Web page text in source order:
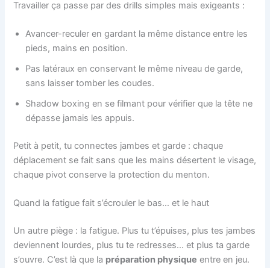
Travailler ça passe par des drills simples mais exigeants :
Avancer-reculer en gardant la même distance entre les
pieds, mains en position.
Pas latéraux en conservant le même niveau de garde,
sans laisser tomber les coudes.
Shadow boxing en se filmant pour vérifier que la tête ne
dépasse jamais les appuis.
Petit à petit, tu connectes jambes et garde : chaque
déplacement se fait sans que les mains désertent le visage,
chaque pivot conserve la protection du menton.
Quand la fatigue fait s’écrouler le bas… et le haut
Un autre piège : la fatigue. Plus tu t’épuises, plus tes jambes
deviennent lourdes, plus tu te redresses… et plus ta garde
s’ouvre. C’est là que la préparation physique entre en jeu.